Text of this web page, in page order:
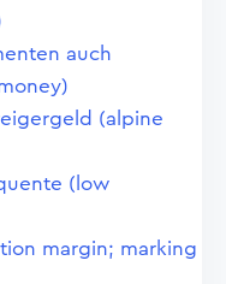
auch
(alpine
(low
margin; marking